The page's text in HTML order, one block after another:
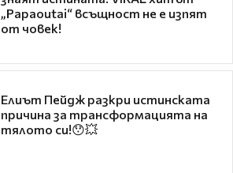
„Papaoutai“ всъщност не е изпят
от човек!
Елиът Пейдж разкри истинската
причина за трансформацията на
тялото си!😯💥